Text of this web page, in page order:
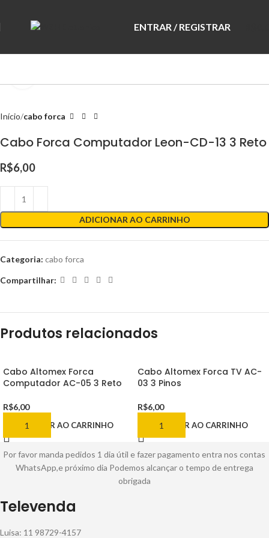
ENTRAR / REGISTRAR
Início cabo forca
Cabo Forca Computador Leon-CD-13 3 Reto
R$6,00
ADICIONAR AO CARRINHO
Categoria: cabo forca
Compartilhar:
Produtos relacionados
Cabo Altomex Forca
Computador AC-05 3 Reto
R$6,00
ADICIONAR AO CARRINHO
Cabo Altomex Forca TV AC-
03 3 Pinos
R$6,00
ADICIONAR AO CARRINHO
Por favor manda pedidos 1 dia útil e fazer pagamento entra nos contas
WhatsApp,e próximo dia Podemos alcançar o tempo de entrega
obrigada
Televenda
Luisa: 11 98729-4157